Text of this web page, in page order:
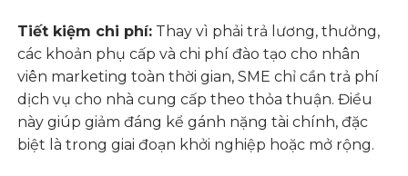
Tiết kiệm chi phí: Thay vì phải trả lương, thưởng,
các khoản phụ cấp và chi phí đào tạo cho nhân
viên marketing toàn thời gian, SME chỉ cần trả phí
dịch vụ cho nhà cung cấp theo thỏa thuận. Điều
này giúp giảm đáng kể gánh nặng tài chính, đặc
biệt là trong giai đoạn khởi nghiệp hoặc mở rộng.